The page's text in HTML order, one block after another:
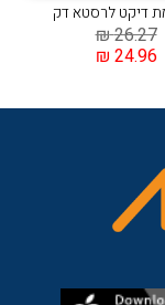
דיקט לרסטא דק
26.27
₪
24.96
₪